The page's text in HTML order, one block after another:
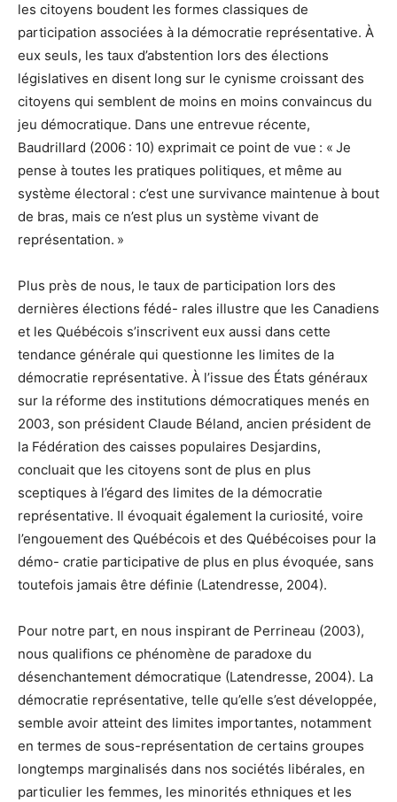
les citoyens boudent les formes classiques de
participation associées à la démocratie représentative. À
eux seuls, les taux d’abstention lors des élections
législatives en disent long sur le cynisme croissant des
citoyens qui semblent de moins en moins convaincus du
jeu démocratique. Dans une entrevue récente,
Baudrillard (2006 : 10) exprimait ce point de vue : « Je
pense à toutes les pratiques politiques, et même au
système électoral : c’est une survivance maintenue à bout
de bras, mais ce n’est plus un système vivant de
représentation. »
Plus près de nous, le taux de participation lors des
dernières élections fédé- rales illustre que les Canadiens
et les Québécois s’inscrivent eux aussi dans cette
tendance générale qui questionne les limites de la
démocratie représentative. À l’issue des États généraux
sur la réforme des institutions démocratiques menés en
2003, son président Claude Béland, ancien président de
la Fédération des caisses populaires Desjardins,
concluait que les citoyens sont de plus en plus
sceptiques à l’égard des limites de la démocratie
représentative. Il évoquait également la curiosité, voire
l’engouement des Québécois et des Québécoises pour la
démo- cratie participative de plus en plus évoquée, sans
toutefois jamais être définie (Latendresse, 2004).
Pour notre part, en nous inspirant de Perrineau (2003),
nous qualifions ce phénomène de paradoxe du
désenchantement démocratique (Latendresse, 2004). La
démocratie représentative, telle qu’elle s’est développée,
semble avoir atteint des limites importantes, notamment
en termes de sous-représentation de certains groupes
longtemps marginalisés dans nos sociétés libérales, en
particulier les femmes, les minorités ethniques et les